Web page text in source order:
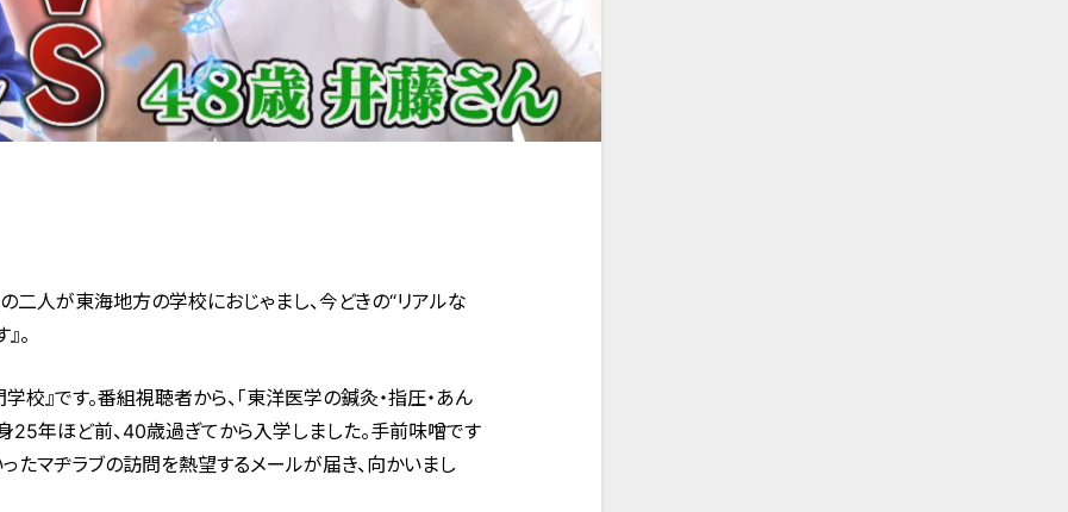
二人が東海地方の学校におじゃまし、今どきの“リアルな
。
』です。番組視聴者から、「東洋医学の鍼灸・指圧・あん
25年ほど前、40歳過ぎてから入学しました。手前味噌です
たマヂラブの訪問を熱望するメールが届き、向かいまし